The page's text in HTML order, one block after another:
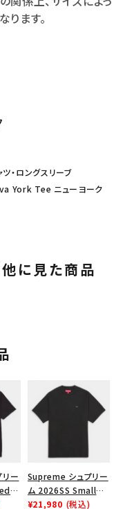
ます。
・ロングスリーブ
York Tee ニューヨーク
に見た商品
ー
ツ
Supreme シュプリー
ム 2026SS Small
Box Tee スモールボ
¥21,980 (税込)